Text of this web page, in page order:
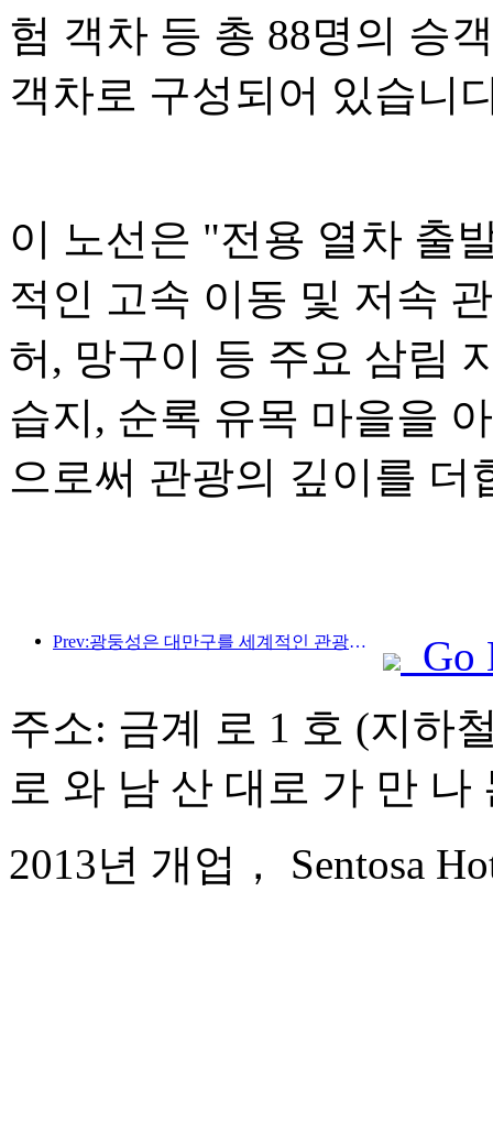
험 객차 등 총 88명의 승
객차로 구성되어 있습니
이 노선은 "전용 열차 출
적인 고속 이동 및 저속
허, 망구이 등 주요 삼림
습지, 순록 유목 마을을
으로써 관광의 깊이를 더
Prev:광둥성은 대만구를 세계적인 관광지로 만들기 위한 서비스 산업 역량 확충 계획을 발표했습니다.
Go
주소: 금계 로 1 호 (지하
로 와 남 산 대로 가 만 나
2013년 개업， Sentosa